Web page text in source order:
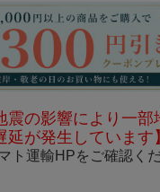
の影響により一部
延が発生しています】
ト運輸HPをご確認く